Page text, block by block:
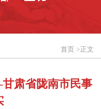
首页 > 正文
肃省陇南市民事